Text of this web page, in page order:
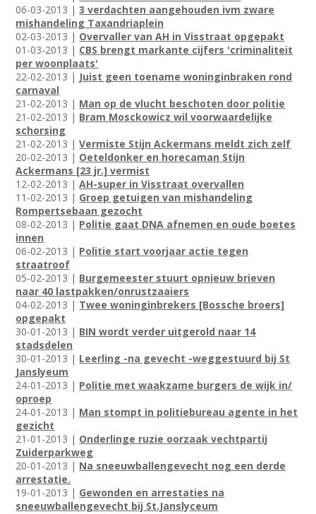
06-03-2013 |3 verdachten aangehouden ivm zware
mishandeling Taxandriaplein
02-03-2013 | Overvaller van AH in Visstraat opgepakt
01-03-2013 | CBS brengt markante cijfers 'criminaliteit
per woonplaats'
22-02-2013 | Juist geen toename woninginbraken rond
carnaval
21-02-2013 | Man op de vlucht beschoten door politie
21-02-2013 | Bram Mosckowicz wil voorwaardelijke
schorsing
21-02-2013 |Vermiste Stijn Ackermans meldt zich zelf
20-02-2013 | Oeteldonker en horecaman Stijn
Ackermans [23 jr.] vermist
12-02-2013 |AH-super in Visstraat overvallen
11-02-2013 | Groep getuigen van mishandeling
Rompertsebaan gezocht
08-02-2013 | Politie gaat DNA afnemen en oude boetes
innen
06-02-2013 | Politie start voorjaar actie tegen
straatroof
05-02-2013 | Burgemeester stuurt opnieuw brieven
naar 40 lastpakken/onrustzaaiers
04-02-2013 | Twee woninginbrekers [Bossche broers]
opgepakt
30-01-2013 | BIN wordt verder uitgerold naar 14
stadsdelen
30-01-2013 | Leerling -na gevecht -weggestuurd bij St
Janslyeum
24-01-2013 | Politie met waakzame burgers de wijk in/
oproep
24-01-2013 | Man stompt in politiebureau agente in het
gezicht
21-01-2013 | Onderlinge ruzie oorzaak vechtpartij
Zuiderparkweg
20-01-2013 | Na sneeuwballengevecht nog een derde
arrestatie.
19-01-2013 | Gewonden en arrestaties na
sneeuwballengevecht bij St.Janslyceum